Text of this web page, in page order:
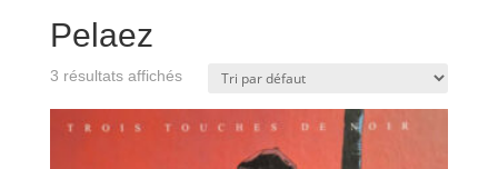
Pelaez
3 résultats affichés